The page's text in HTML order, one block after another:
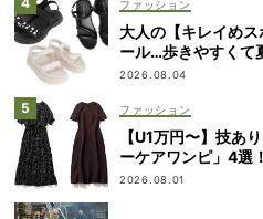
ファッション
大人の【キレイめ
ール…歩きやすくて
2026.08.04
ファッション
【U1万円〜】技あ
ーケアワンピ」4選！
2026.08.01